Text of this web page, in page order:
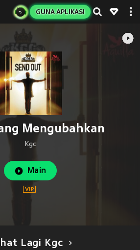
GUNA APLIKASI
Mengubahkan
Kgc
Main
Lagi Kgc